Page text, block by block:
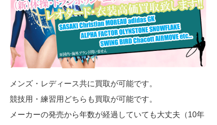
メンズ・レディース共に買取が可能です。
競技用・練習用どちらも買取が可能です。
メーカーの発売から年数が経過していても大丈夫（10年